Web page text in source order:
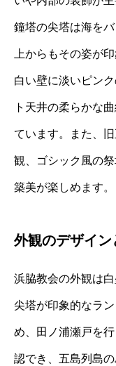
鐘塔の尖塔は海を
上からもその姿が
白い壁に淡いピン
ト天井の柔らかな
ています。また、
観、ゴシック風の
築美が楽しめます。
外観のデザイ
浜脇教会の外観は
尖塔が印象的なラ
め、田ノ浦瀬戸を
認でき、五島列島